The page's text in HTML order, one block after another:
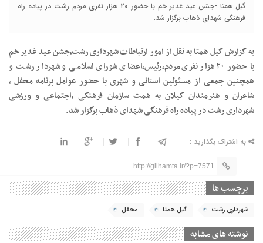
گیل همتا -جشن عید غدیر خم با حضور ۲۰ هزار نفری مردم رشت در پیاده راه
فرهنگی شهدای ذهاب برگزار شد.
به گزارش گیل همتا به نقل از امور ارتباطات شهرداری رشت،جشن عید غدیر خم
با حضور ۲۰ هزار نفری مردم،رئیس،اعضای شورای اسلامی و شهردار رشت و
همچنین جمعی از مسئولین استانی و شهری با حضور عوامل برنامه محفل ،
شاعران و هنرمندان گیلان به همت سازمان فرهنگی ،اجتماعی و ورزشی
شهرداری رشت در پیاده راه فرهنگی شهدای ذهاب برگزار شد.
به اشتراک بگذارید :
http://gilhamta.ir/?p=7571
برچسب ها
شهرداری رشت گیل همتا محفل
نوشته های مشابه